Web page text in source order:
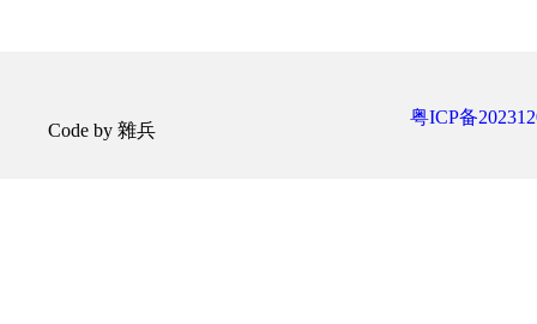
Code by 雜兵
粤ICP备